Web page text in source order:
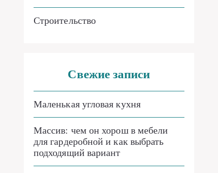
Строительство
Свежие записи
Маленькая угловая кухня
Массив: чем он хорош в мебели
для гардеробной и как выбрать
подходящий вариант